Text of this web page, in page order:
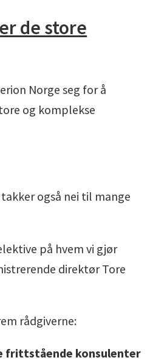
de store
Norge seg for å
og komplekse
også nei til mange
på hvem vi gjør
direktør Tore
rådgiverne:
frittstående konsulenter